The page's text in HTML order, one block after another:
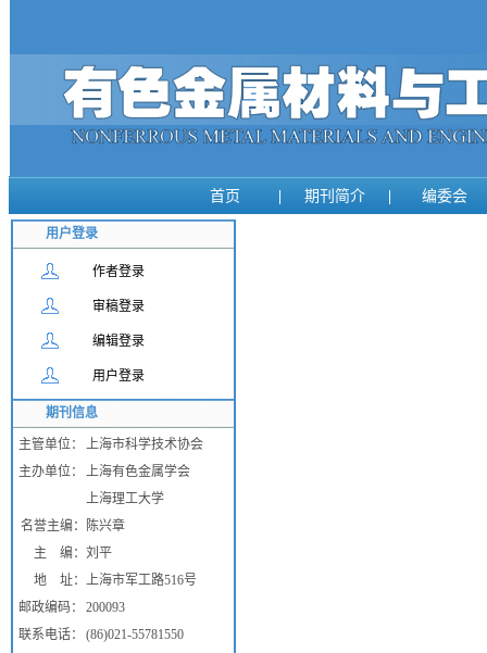
首页 期刊简介 编委会
用户登录
作者登录
审稿登录
编辑登录
用户登录
期刊信息
主管单位：
上海市科学技术协会
主办单位：
上海有色金属学会
上海理工大学
名誉主编：
陈兴章
主 编： 刘平
地 址： 上海市军工路516号
邮政编码：
200093
联系电话：
(86)021-55781550